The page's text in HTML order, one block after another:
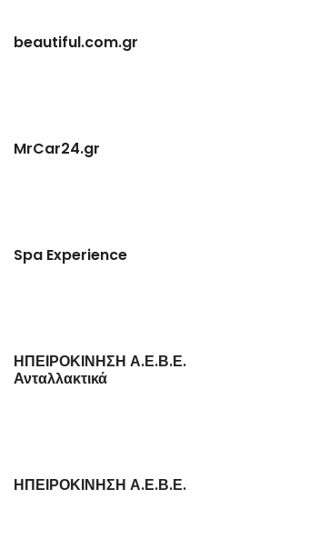
beautiful.com.gr
MrCar24.gr
Spa Experience
ΗΠΕΙΡΟΚΙΝΗΣΗ Α.Ε.Β.Ε.
Ανταλλακτικά
ΗΠΕΙΡΟΚΙΝΗΣΗ Α.Ε.Β.Ε.